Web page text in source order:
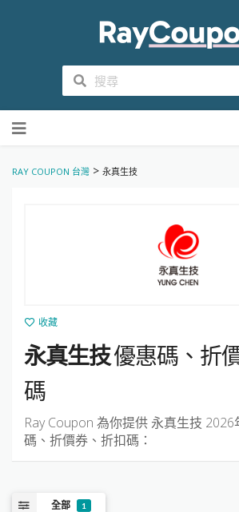
to
RAY COUPON 台灣 > 永真生技
收藏
永真生技優惠碼、折
碼
Ray Coupon 為你提供 永真生技 2026
碼、折價券、折扣碼：
全部 1